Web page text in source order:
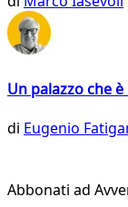
Un palazzo che
di Eugenio
Abbonati ad